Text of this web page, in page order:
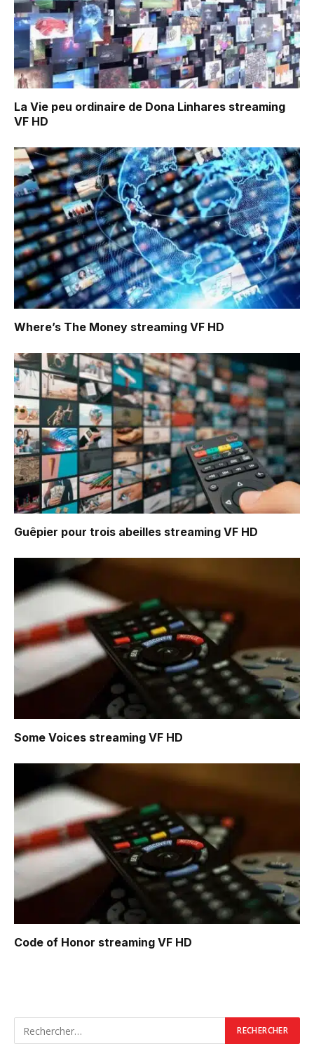
La Vie peu ordinaire de Dona Linhares streaming
VF HD
Where’s The Money streaming VF HD
Guêpier pour trois abeilles streaming VF HD
Some Voices streaming VF HD
Code of Honor streaming VF HD